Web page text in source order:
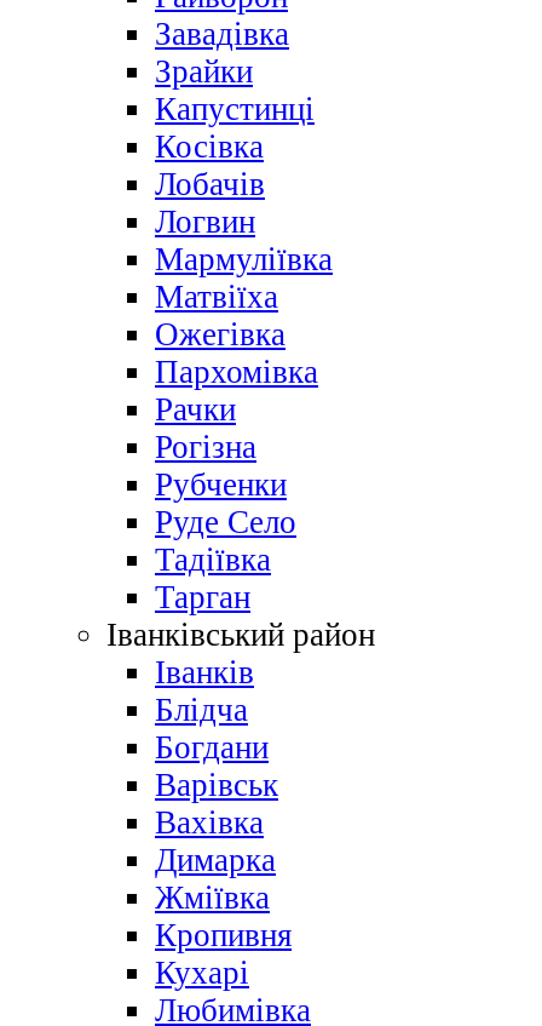
Завадівка
Зрайки
Капустинці
Косівка
Лобачів
Логвин
Мармуліївка
Матвіїха
Ожегівка
Пархомівка
Рачки
Рогізна
Рубченки
Руде Село
Тадіївка
Тарган
Іванківський район
Іванків
Блідча
Богдани
Варівськ
Вахівка
Димарка
Жміївка
Кропивня
Кухарі
Любимівка